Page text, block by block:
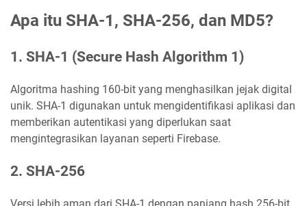
Apa itu SHA-1, SHA-256, dan MD5?
1. SHA-1 (Secure Hash Algorithm 1)
Algoritma hashing 160-bit yang menghasilkan jejak digital
unik. SHA-1 digunakan untuk mengidentifikasi aplikasi dan
memberikan autentikasi yang diperlukan saat
mengintegrasikan layanan seperti Firebase.
2. SHA-256
Versi lebih aman dari SHA-1 dengan panjang hash 256-bit.